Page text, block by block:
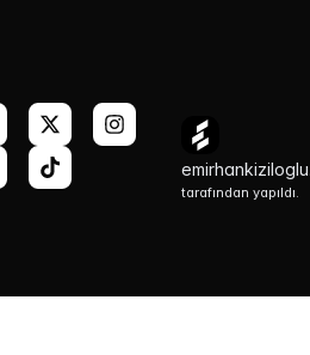
tarafından yapıldı.